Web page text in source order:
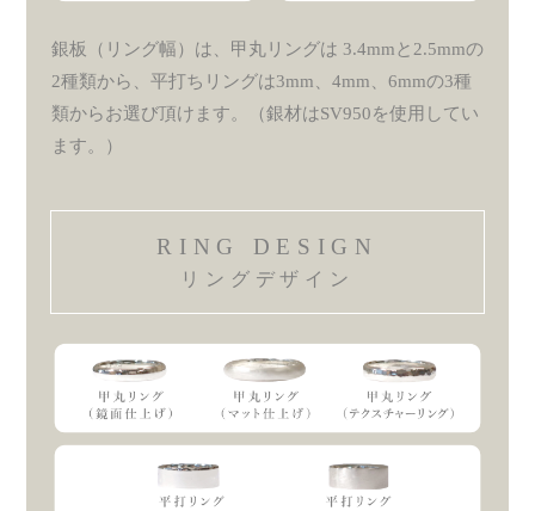
銀板（リング幅）は、甲丸リングは 3.4mmと2.5mmの
2種類から、平打ちリングは3mm、4mm、6mmの3種
類からお選び頂けます。（銀材はSV950を使用してい
ます。）
RING DESIGN
リングデザイン